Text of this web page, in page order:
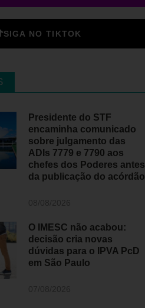
SIGA NO TIKTOK
Presidente do STF
encaminha comunicado
sobre julgamento das
ADIs 7779 e 7790 aos
chefes dos Poderes antes
da publicação do acórdão
O IMESC não acabou:
decisão cria novas
dúvidas para o IPVA PcD
em São Paulo